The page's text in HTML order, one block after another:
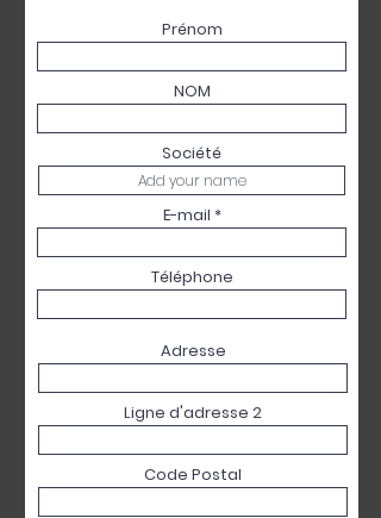
Prénom
NOM
Société
E-mail
Téléphone
Adresse
Ligne d'adresse 2
Code Postal